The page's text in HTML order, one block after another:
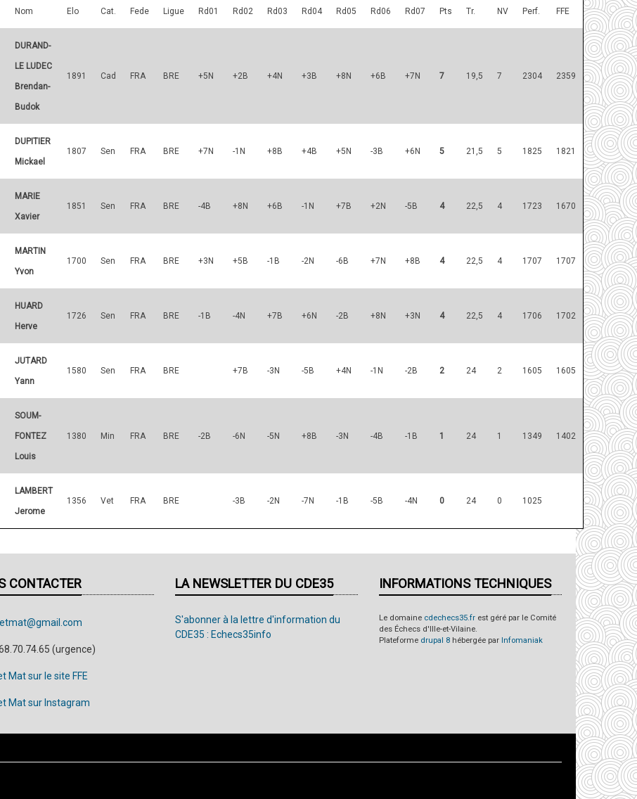
Nom Elo Cat. Fede Ligue Rd01 Rd02 Rd03 Rd04 Rd05 Rd06 Rd07 Pts Tr. NV Perf. FFE
DURAND-
LE LUDEC
Brendan-
Budok
1891 Cad FRA BRE +5N +2B +4N +3B +8N +6B +7N 7 19,5 7 2304 2359
DUPITIER
Mickael
1807 Sen FRA BRE +7N -1N +8B +4B +5N -3B +6N 5 21,5 5 1825 1821
MARIE
Xavier
1851 Sen FRA BRE -4B +8N +6B -1N +7B +2N -5B 4 22,5 4 1723 1670
MARTIN
Yvon
1700 Sen FRA BRE +3N +5B -1B -2N -6B +7N +8B 4 22,5 4 1707 1707
HUARD
Herve
1726 Sen FRA BRE -1B -4N +7B +6N -2B +8N +3N 4 22,5 4 1706 1702
JUTARD
Yann
1580 Sen FRA BRE +7B -3N -5B +4N -1N -2B 2 24 2 1605 1605
SOUM-
FONTEZ
Louis
1380 Min FRA BRE -2B -6N -5N +8B -3N -4B -1B 1 24 1 1349 1402
LAMBERT
Jerome
1356 Vet FRA BRE -3B -2N -7N -1B -5B -4N 0 24 0 1025
CONTACTER
(urgence)
Mat sur le site FFE
Mat sur Instagram
LA NEWSLETTER DU CDE35
S'abonner à la lettre d'information du
CDE35 : Echecs35info
INFORMATIONS TECHNIQUES
Le domaine cdechecs35.fr est géré par le Comité
des Échecs d'Ille-et-Vilaine.
Plateforme drupal 8 hébergée par Infomaniak